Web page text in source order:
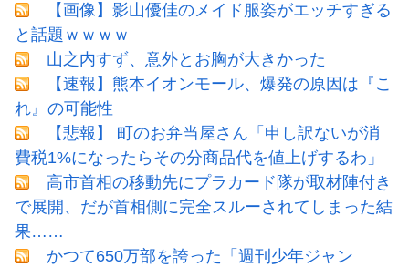
【画像】影山優佳のメイド服姿がエッチすぎる
と話題ｗｗｗｗ
山之内すず、意外とお胸が大きかった
【速報】熊本イオンモール、爆発の原因は『こ
れ』の可能性
【悲報】 町のお弁当屋さん「申し訳ないが消
費税1%になったらその分商品代を値上げするわ」
高市首相の移動先にプラカード隊が取材陣付き
で展開、だが首相側に完全スルーされてしまった結
果……
かつて650万部を誇った「週刊少年ジャン